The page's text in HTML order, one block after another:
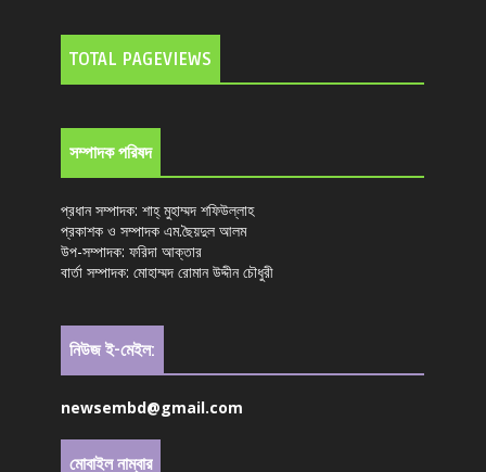
TOTAL PAGEVIEWS
সম্পাদক পরিষদ
প্রধান সম্পাদক: শাহ্ মুহাম্মদ শফিউল্লাহ
প্রকাশক ও সম্পাদক এম.ছৈয়দুল আলম
উপ-সম্পাদক: ফরিদা আক্তার
বার্তা সম্পাদক: মোহাম্মদ রোমান উদ্দীন চৌধুরী
নিউজ ই-মেইল:
newsembd@gmail.com
মোবাইল নাম্বার